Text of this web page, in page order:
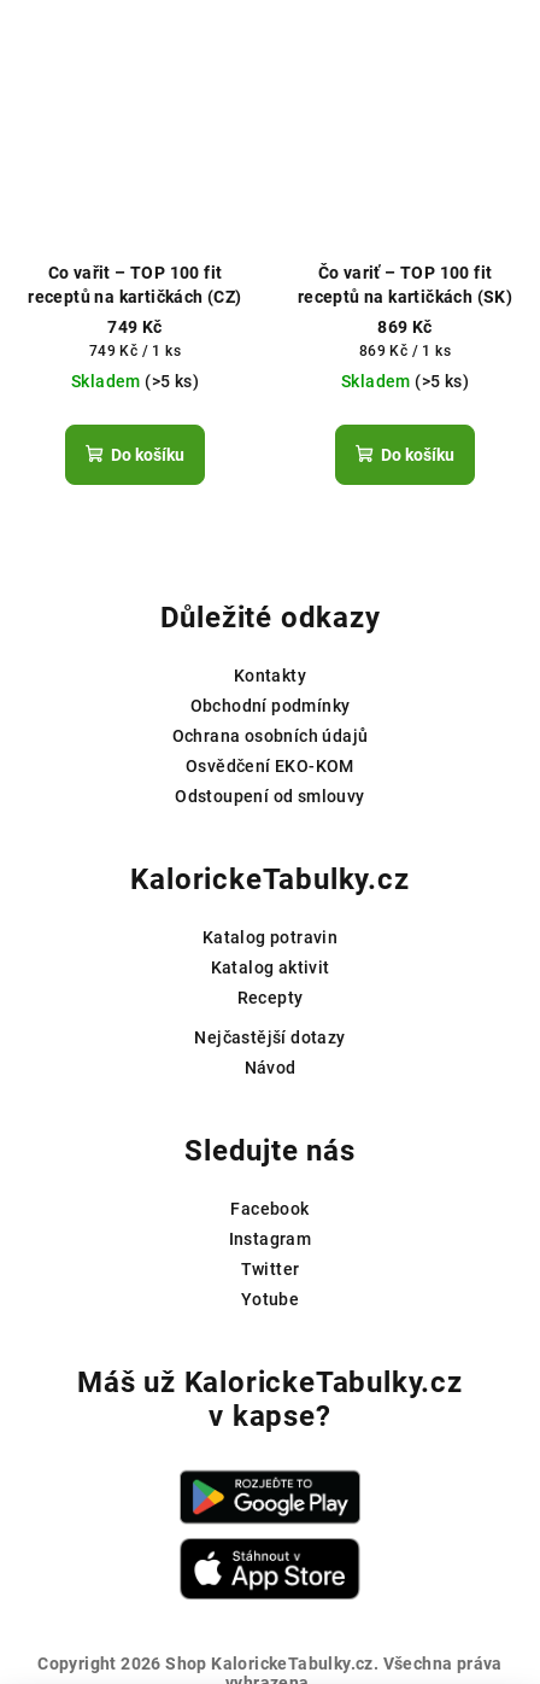
Co vařit – TOP 100 fit
receptů na kartičkách (CZ)
749 Kč
Měrná
cena:
749 Kč / 1 ks
Skladem (>5 ks)
Do košíku
Čo variť – TOP 100 fit
receptů na kartičkách (SK)
869 Kč
Měrná
cena:
869 Kč / 1 ks
Skladem (>5 ks)
Do košíku
Důležité odkazy
Kontakty
Obchodní podmínky
Ochrana osobních údajů
Osvědčení EKO-KOM
Odstoupení od smlouvy
KalorickeTabulky.cz
Katalog potravin
Katalog aktivit
Recepty
Nejčastější dotazy
Návod
Sledujte nás
Facebook
Instagram
Twitter
Yotube
Máš už KalorickeTabulky.cz
v kapse?
Copyright 2026Shop KalorickeTabulky.cz. Všechna práva